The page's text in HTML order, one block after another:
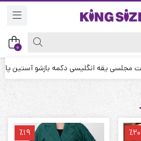
0
مجلسی یقه انگلیسی دکمه بازشو آستین
٪20 ٪19